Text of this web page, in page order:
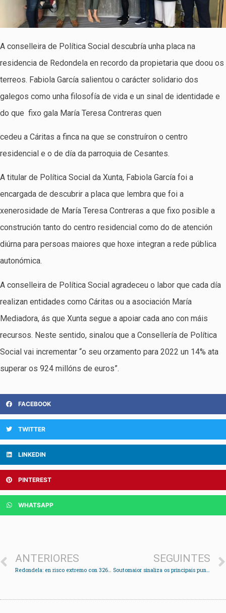
A conselleira de Política Social descubría unha placa na
residencia de Redondela en recordo da propietaria que doou os
terreos. Fabiola García salientou o carácter solidario dos
galegos como unha filosofía de vida e un sinal de identidade e
do que fixo gala María Teresa Contreras quen
cedeu a Cáritas a finca na que se construíron o centro
residencial e o de día da parroquia de Cesantes.
A titular de Política Social da Xunta, Fabiola García foi a
encargada de descubrir a placa que lembra que foi a
xenerosidade de María Teresa Contreras a que fixo posible a
construción tanto do centro residencial como do de atención
diúrna para persoas maiores que hoxe integran a rede pública
autonómica.
A conselleira de Política Social agradeceu o labor que cada día
realizan entidades como Cáritas ou a asociación María
Mediadora, ás que Xunta segue a apoiar cada ano con máis
recursos. Neste sentido, sinalou que a Consellería de Política
Social vai incrementar “o seu orzamento para 2022 un 14% ata
superar os 924 millóns de euros”.
FACEBOOK
TWITTER
LINKEDIN
PINTEREST
WHATSAPP
ANTERIORES
Redondela: en risco extremo con 326 casos e subindo
SEGUINTES
Soutomaior sinaliza os principais puntos de interese do municipio